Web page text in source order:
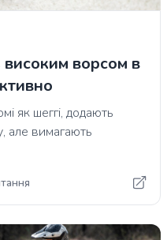
ворсом в
як шеггі, додають
але вимагають